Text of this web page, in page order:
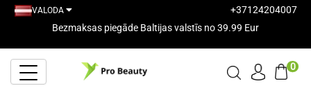
VALODA
+37124204007
Bezmaksas piegāde Baltijas valstīs no 39.99 Eur
0